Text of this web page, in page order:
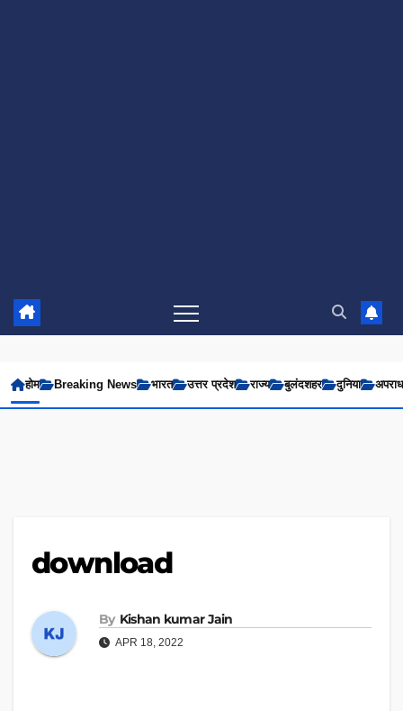
होम Breaking News भारत उत्तर प्रदेश राज्य बुलंदशहर दुनिया अपराध
download
By Kishan kumar Jain
APR 18, 2022